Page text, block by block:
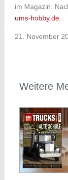
im Magazin.
ums-hobby.de.
21. November
Weitere